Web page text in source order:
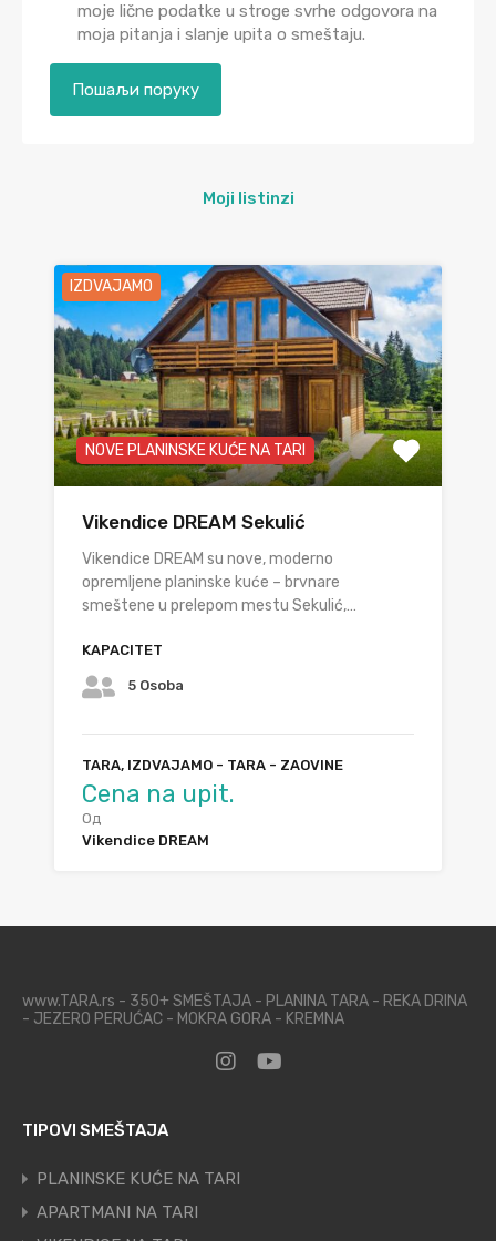
moje lične podatke u stroge svrhe odgovora na
moja pitanja i slanje upita o smeštaju.
Moji listinzi
IZDVAJAMO
NOVE PLANINSKE KUĆE NA TARI
Vikendice DREAM Sekulić
Vikendice DREAM su nove, moderno
opremljene planinske kuće – brvnare
smeštene u prelepom mestu Sekulić,…
KAPACITET
5 Osoba
TARA, IZDVAJAMO - TARA - ZAOVINE
Cena na upit.
Од
Vikendice DREAM
www.TARA.rs - 350+ SMEŠTAJA - PLANINA TARA - REKA DRINA
- JEZERO PERUĆAC - MOKRA GORA - KREMNA
TIPOVI SMEŠTAJA
PLANINSKE KUĆE NA TARI
APARTMANI NA TARI